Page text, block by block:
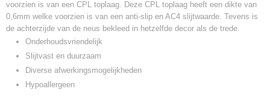
voorzien is van een CPL toplaag. Deze CPL toplaag heeft een dikte van
0,6mm welke voorzien is van een anti-slip en AC4 slijtwaarde. Tevens is
de achterzijde van de neus bekleed in hetzelfde decor als de trede.
Onderhoudsvriendelijk
Slijtvast en duurzaam
Diverse afwerkingsmogelijkheden
Hypoallergeen